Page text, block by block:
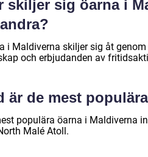
skiljer sig öarna i
i Maldiverna skiljer sig åt
och erbjudanden av
är de mest
populära öarna i Maldiverna
Malé Atoll.